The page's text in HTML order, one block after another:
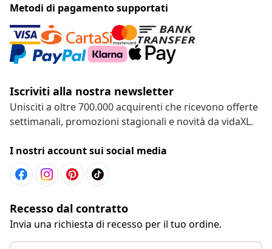
Metodi di pagamento supportati
Iscriviti alla nostra newsletter
Unisciti a oltre 700.000 acquirenti che ricevono offerte
settimanali, promozioni stagionali e novità da vidaXL.
I nostri account sui social media
Recesso dal contratto
Invia una richiesta di recesso per il tuo ordine.